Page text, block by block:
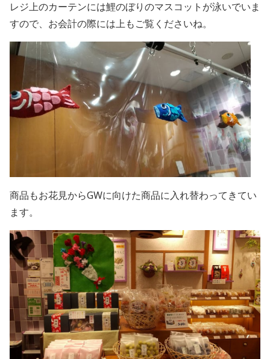
レジ上のカーテンには鯉のぼりのマスコットが泳いでいま
すので、お会計の際には上もご覧くださいね。
商品もお花見からGWに向けた商品に入れ替わってきてい
ます。